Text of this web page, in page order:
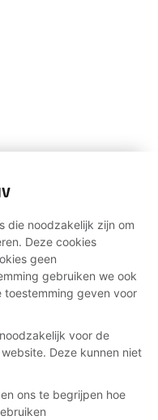
die noodzakelijk zijn om
Deze cookies
geen
gebruiken we ook
toestemming geven voor
voor de
Deze kunnen niet
ons te begrijpen hoe